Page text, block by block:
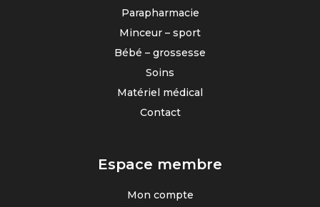
Parapharmacie
Minceur – sport
Bébé – grossesse
Soins
Matériel médical
Contact
Espace membre
Mon compte